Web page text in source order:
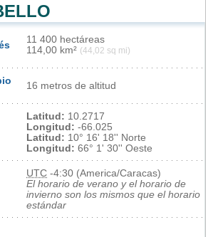
11 400 hectáreas
114,00 km² (44,02 sq mi)
16 metros de altitud
Latitud: 10.2717
Longitud: -66.025
Latitud: 10° 16' 18'' Norte
Longitud: 66° 1' 30'' Oeste
UTC -4:30 (America/Caracas)
El horario de verano y el horario de
invierno son los mismos que el horario
estándar